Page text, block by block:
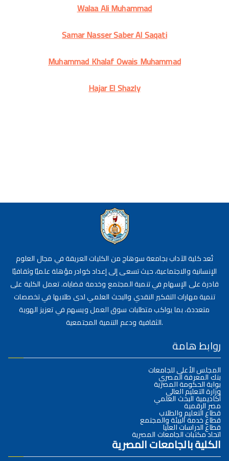
Walaa Ali Muhammad
Samar Nasser Saber Al Saqati
Muhammad Khalaf Owais Muhammad
Hajar El Shazly
تُعد كلية الآداب بجامعة سوهاج من الكليات العريقة في مجال العلوم
الإنسانية والاجتماعية، حيث تسعى إلى إعداد كوادر مؤهلة علميًا وثقافيًا
قادرة على الإسهام في تنمية المجتمع وخدمة قضاياه. تعمل الكلية على
تنمية مهارات التفكير النقدي والبحث العلمي لدى طلابها في تخصصات
متعددة، بما يواكب متطلبات سوق العمل ويسهم في تعزيز الهوية
الثقافية ودعم التنمية المجتمعية.
روابط هامة
المجلس الأعلى للجامعات
بنك المعرفة المصري
بوابة الحكومة المصرية
وزارة التعليم العالي
أكاديمية البحث العلمي
مصر الرقمية
قطاع التعليم والطلاب
قطاع خدمة البيئة والمجتمع
قطاع الدراسات العليا
اتحاد مكتبات الجامعات المصرية
الكلية بالجامعات المصرية